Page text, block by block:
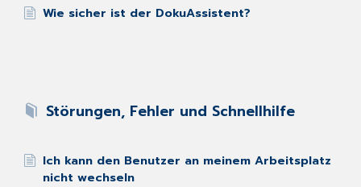
Wie sicher ist der DokuAssistent?
Störungen, Fehler und Schnellhilfe
Ich kann den Benutzer an meinem Arbeitsplatz
nicht wechseln